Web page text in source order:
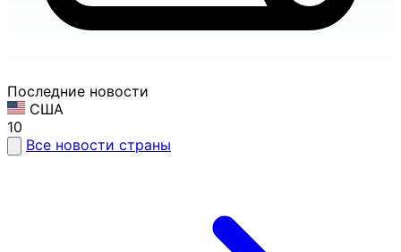
Последние новости
США
10
Все новости страны